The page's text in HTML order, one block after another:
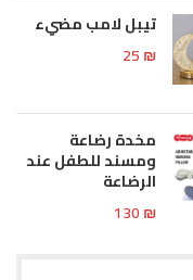
تيبل لامب مضيء
25₪
مخدة رضاعة
ومسند للطفل عند
الرضاعة
130₪